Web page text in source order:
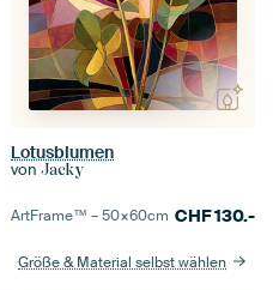
Lotusblumen
von Jacky
ArtFrame™ –50×60cm CHF130.-
Größe & Material selbst wählen